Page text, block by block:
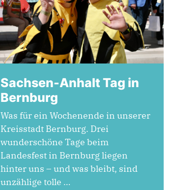
Sachsen-Anhalt Tag in
Bernburg
Was für ein Wochenende in unserer
Kreisstadt Bernburg. Drei
wunderschöne Tage beim
Landesfest in Bernburg liegen
hinter uns – und was bleibt, sind
unzählige tolle …